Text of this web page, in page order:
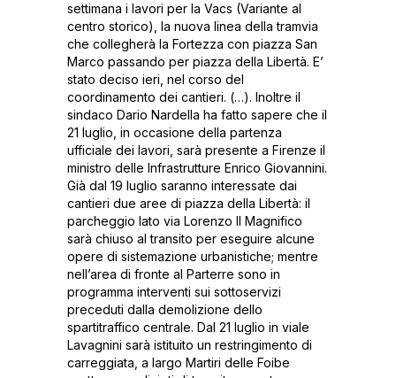
settimana i lavori per la Vacs (Variante al
centro storico), la nuova linea della tramvia
che collegherà la Fortezza con piazza San
Marco passando per piazza della Libertà. E’
stato deciso ieri, nel corso del
coordinamento dei cantieri. (…). Inoltre il
sindaco Dario Nardella ha fatto sapere che il
21 luglio, in occasione della partenza
ufficiale dei lavori, sarà presente a Firenze il
ministro delle Infrastrutture Enrico Giovannini.
Già dal 19 luglio saranno interessate dai
cantieri due aree di piazza della Libertà: il
parcheggio lato via Lorenzo Il Magnifico
sarà chiuso al transito per eseguire alcune
opere di sistemazione urbanistiche; mentre
nell’area di fronte al Parterre sono in
programma interventi sui sottoservizi
preceduti dalla demolizione dello
spartitraffico centrale. Dal 21 luglio in viale
Lavagnini sarà istituito un restringimento di
carreggiata, a largo Martiri delle Foibe